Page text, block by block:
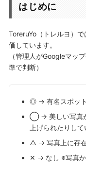
はじめに
ToreruYo（トレルヨ）で
価しています。
（管理人がGoogleマッ
準で判断）
◎ → 有名スポット
◯ → 美しい写真
上げられたりして
△ → 写真上に存
✕ → なし ※写真